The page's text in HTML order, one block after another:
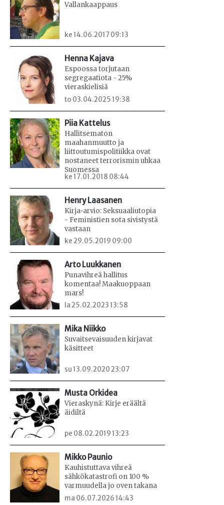
Vallankaappaus
ke 14.06.2017 09:13
Henna Kajava
Espoossa torjutaan
segregaatiota - 25%
vieraskielisiä
to 03.04.2025 19:38
Piia Kattelus
Hallitsematon
maahanmuutto ja
liittoutumispolitiikka ovat
nostaneet terrorismin uhkaa
Suomessa
ke 17.01.2018 08:44
Henry Laasanen
Kirja-arvio: Seksuaaliutopia
- Feministien sota sivistystä
vastaan
ke 29.05.2019 09:00
Arto Luukkanen
Punavihreä hallitus
komentaa! Maakuoppaan
mars!
la 25.02.2023 13:58
Mika Niikko
Suvaitsevaisuuden kirjavat
käsitteet
su 13.09.2020 23:07
Musta Orkidea
Vieraskynä: Kirje eräältä
äidiltä
pe 08.02.2019 13:23
Mikko Paunio
Kauhistuttava vihreä
sähkökatastrofi on 100 %
varmuudella jo oven takana
ma 06.07.2026 14:43